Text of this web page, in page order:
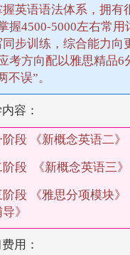
握英语语法体系，拥有
握4500-5000左右常
同步训练，综合能力向
考方向配以雅思精品
不误”。
容：
阶段 《新概念英语二
阶段 《新概念英语三
阶段 《雅思分项模块
》
用：